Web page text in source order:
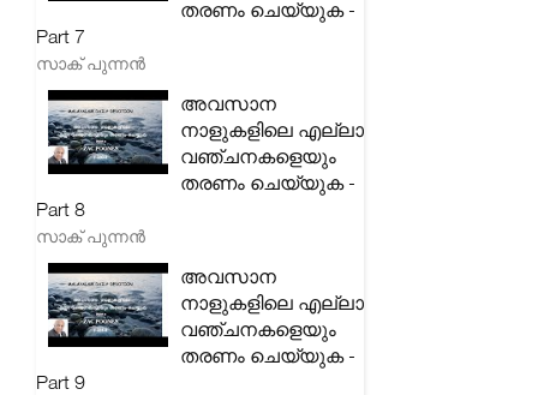
തരണം ചെയ്യുക -
Part 7
സാക് പുന്നൻ
അവസാന
നാളുകളിലെ എല്ലാ
വഞ്ചനകളെയും
തരണം ചെയ്യുക -
Part 8
സാക് പുന്നൻ
അവസാന
നാളുകളിലെ എല്ലാ
വഞ്ചനകളെയും
തരണം ചെയ്യുക -
Part 9